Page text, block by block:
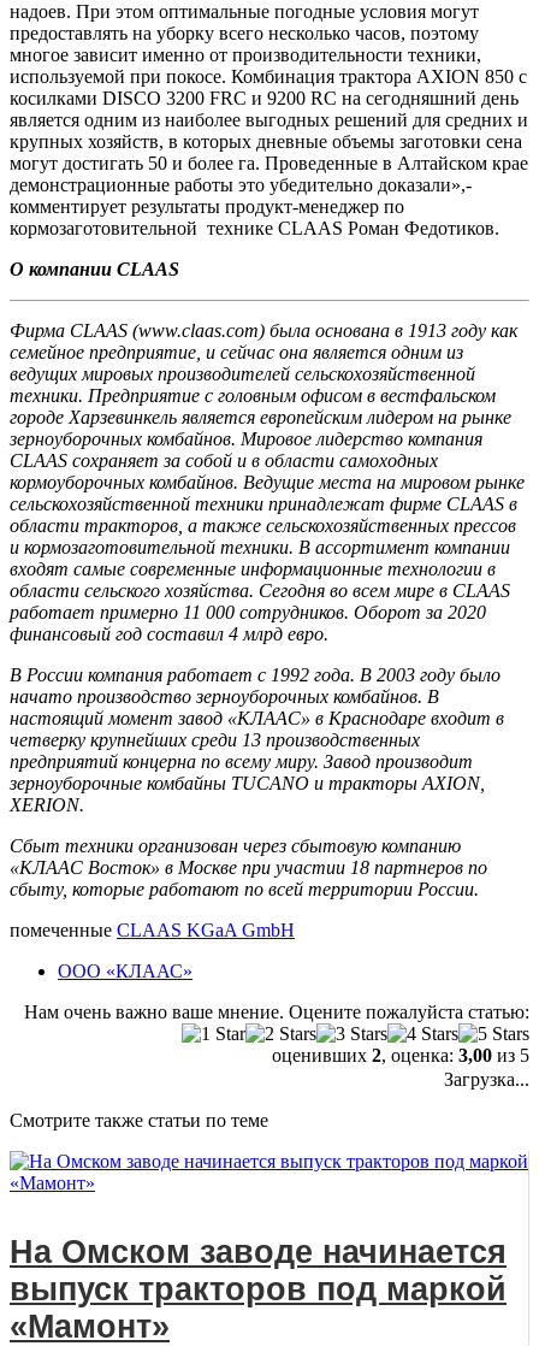
надоев. При этом оптимальные погодные условия могут
предоставлять на уборку всего несколько часов, поэтому
многое зависит именно от производительности техники,
используемой при покосе. Комбинация трактора AXION 850 с
косилками DISCO 3200 FRC и 9200 RC на сегодняшний день
является одним из наиболее выгодных решений для средних и
крупных хозяйств, в которых дневные объемы заготовки сена
могут достигать 50 и более га. Проведенные в Алтайском крае
демонстрационные работы это убедительно доказали»,-
комментирует результаты продукт-менеджер по
кормозаготовительной технике CLAAS Роман Федотиков.
О компании CLAAS
Фирма CLAAS (www.claas.com) была основана в 1913 году как
семейное предприятие, и сейчас она является одним из
ведущих мировых производителей сельскохозяйственной
техники. Предприятие с головным офисом в вестфальском
городе Харзевинкель является европейским лидером на рынке
зерноуборочных комбайнов. Мировое лидерство компания
CLAAS сохраняет за собой и в области самоходных
кормоуборочных комбайнов. Ведущие места на мировом рынке
сельскохозяйственной техники принадлежат фирме CLAAS в
области тракторов, а также сельскохозяйственных прессов
и кормозаготовительной техники. В ассортимент компании
входят самые современные информационные технологии в
области сельского хозяйства. Сегодня во всем мире в CLAAS
работает примерно 11 000 сотрудников. Оборот за 2020
финансовый год составил 4 млрд евро.
В России компания работает с 1992 года. В 2003 году было
начато производство зерноуборочных комбайнов. В
настоящий момент завод «КЛААС» в Краснодаре входит в
четверку крупнейших среди 13 производственных
предприятий концерна по всему миру. Завод производит
зерноуборочные комбайны TUCANO и тракторы AXION,
XERION.
Сбыт техники организован через сбытовую компанию
«КЛААС Восток» в Москве при участии 18 партнеров по
сбыту, которые работают по всей территории России.
помеченные CLAAS KGaA GmbH
ООО «КЛААС»
Нам очень важно ваше мнение. Оцените пожалуйста статью:
оценивших 2, оценка: 3,00 из 5
Загрузка...
Смотрите также статьи по теме
На Омском заводе начинается
выпуск тракторов под маркой
«Мамонт»